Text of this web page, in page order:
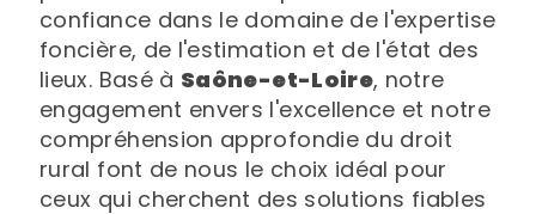
confiance dans le domaine de l'expertise
foncière, de l'estimation et de l'état des
lieux. Basé à Saône-et-Loire, notre
engagement envers l'excellence et notre
compréhension approfondie du droit
rural font de nous le choix idéal pour
ceux qui cherchent des solutions fiables